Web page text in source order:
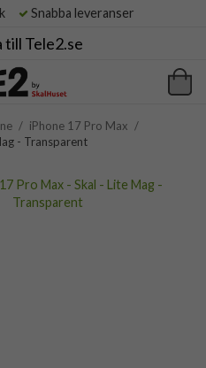
Snabba leveranser
Tele2.se
/ iPhone 17 Pro Max /
- Transparent